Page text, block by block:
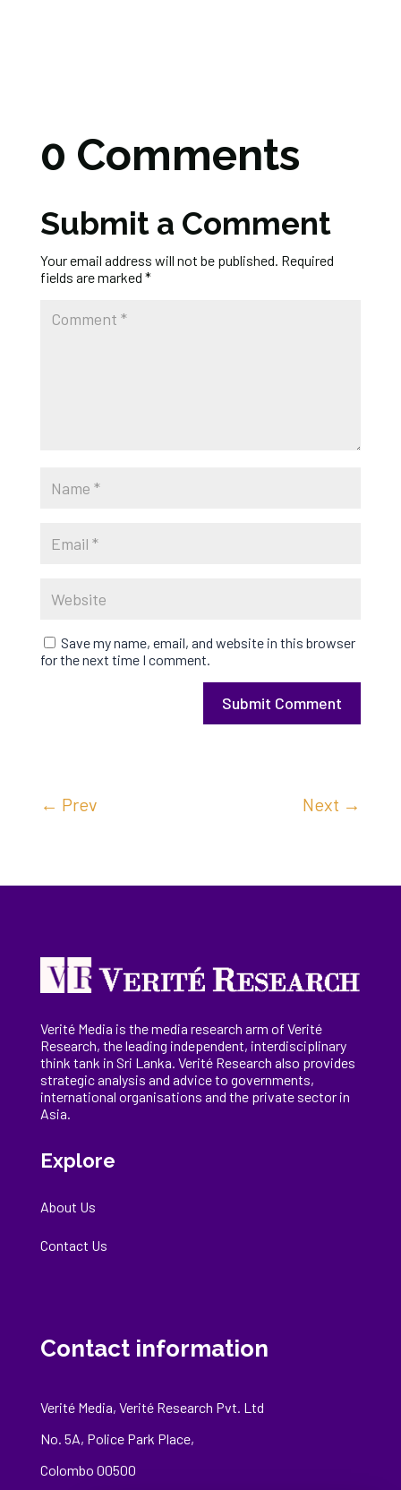
0 Comments
Submit a Comment
Your email address will not be published. Required
fields are marked *
Save my name, email, and website in this browser
for the next time I comment.
Submit Comment
← Prev Next →
Verité Media is the media research arm of Verité
Research, theleading independent, interdisciplinary
think tank in Sri Lanka. Verité Research also provides
strategic analysis and advice to governments,
international organisations and the private sector in
Asia.
Explore
About Us
Contact Us
Contact information
Verité Media, Verité Research Pvt. Ltd
No. 5A, Police Park Place,
Colombo 00500